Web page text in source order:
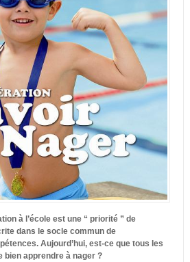
à l’école est une “ priorité ” de
dans le socle commun de
Aujourd’hui, est-ce que tous les
bien apprendre à nager ?